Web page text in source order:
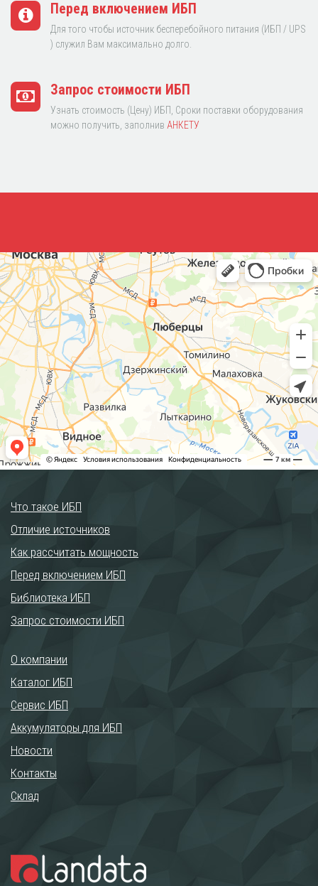
Перед включением ИБП
Для того чтобы источник бесперебойного питания (ИБП / UPS
) служил Вам максимально долго.
Запрос стоимости ИБП
Узнать стоимость (Цену) ИБП, Сроки поставки оборудования
можно получить, заполнив АНКЕТУ
Что такое ИБП
Отличие источников
Как рассчитать мощность
Перед включением ИБП
Библиотека ИБП
Запрос стоимости ИБП
О компании
Каталог ИБП
Сервис ИБП
Аккумуляторы для ИБП
Новости
Контакты
Склад